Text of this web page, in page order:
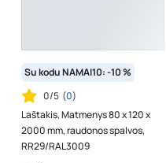
Su kodu NAMAI10: -10 %
0/5 (0)
Laštakis, Matmenys 80 x 120 x
2000 mm, raudonos spalvos,
RR29/RAL3009